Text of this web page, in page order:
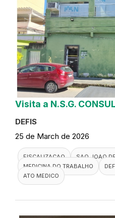
Visita a N.S.G.
DEFIS
25 de March de 2026
FISCALIZACAO
SAO JOAO
MEDICINA DO TRABALHO
ATO MEDICO